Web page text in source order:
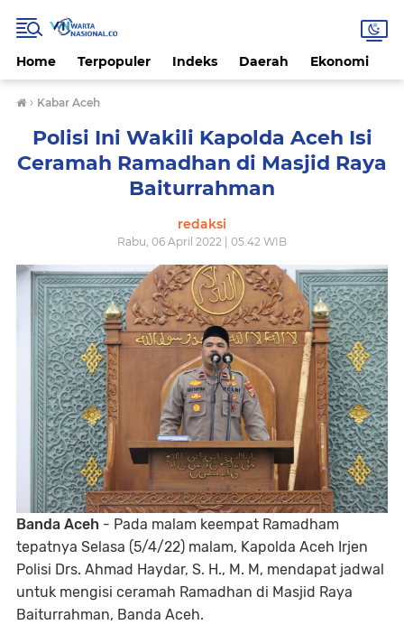
Home Terpopuler Indeks Daerah Ekonomi
› Kabar Aceh
Polisi Ini Wakili Kapolda Aceh Isi
Ceramah Ramadhan di Masjid Raya
Baiturrahman
redaksi
Rabu, 06 April 2022 | 05.42 WIB
Banda Aceh - Pada malam keempat Ramadham
tepatnya Selasa (5/4/22) malam, Kapolda Aceh Irjen
Polisi Drs. Ahmad Haydar, S. H., M. M, mendapat jadwal
untuk mengisi ceramah Ramadhan di Masjid Raya
Baiturrahman, Banda Aceh.